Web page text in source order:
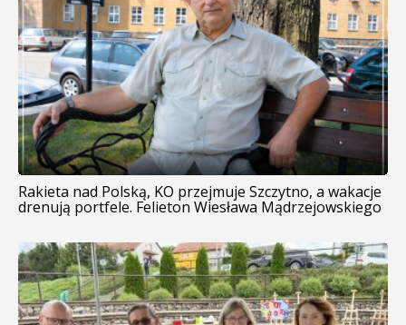
Rakieta nad Polską, KO przejmuje Szczytno, a wakacje
drenują portfele. Felieton Wiesława Mądrzejowskiego